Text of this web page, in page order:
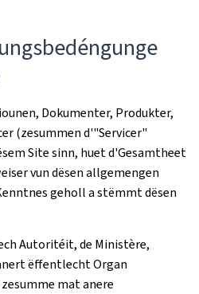
Dokumenter, Produkter,
(zesummen d'"Servicer"
Site sinn, huet d'Gesamtheet
vun dësen allgemengen
geholl a stëmmt dësen
Autoritéit, de Ministère,
ëffentlecht Organ
mat anere